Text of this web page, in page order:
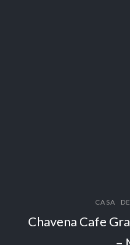
CASA
Chavena Cafe